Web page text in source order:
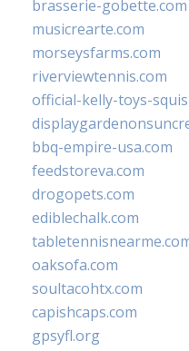
brasserie-gobette.com
musicrearte.com
morseysfarms.com
riverviewtennis.com
official-kelly-toys-
bbq-empire-usa.com
feedstoreva.com
drogopets.com
ediblechalk.com
oaksofa.com
soultacohtx.com
capishcaps.com
gpsyfl.org